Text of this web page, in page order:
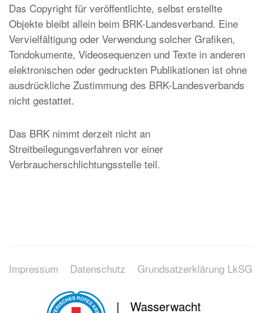
Das Copyright für veröffentlichte, selbst erstellte
Objekte bleibt allein beim BRK-Landesverband. Eine
Vervielfältigung oder Verwendung solcher Grafiken,
Tondokumente, Videosequenzen und Texte in anderen
elektronischen oder gedruckten Publikationen ist ohne
ausdrückliche Zustimmung des BRK-Landesverbands
nicht gestattet.
Das BRK nimmt derzeit nicht an
Streitbeilegungsverfahren vor einer
Verbraucherschlichtungsstelle teil.
Impressum Datenschutz Grundsatzerklärung LkSG